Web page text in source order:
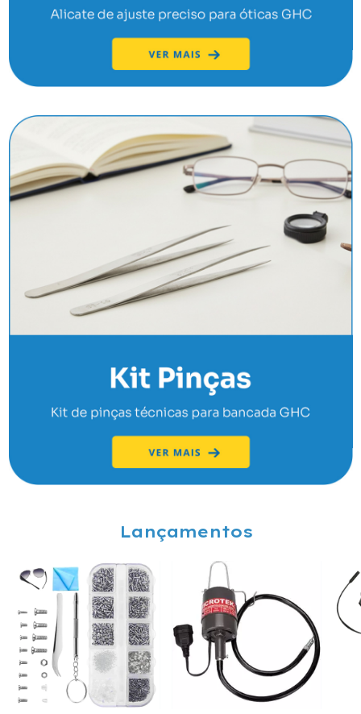
Lançamentos